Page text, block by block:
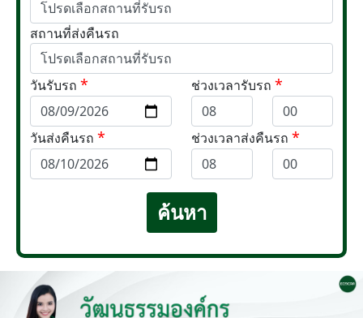
สถานที่ส่งคืนรถ
วันรับรถ * ช่วงเวลารับรถ *
วันส่งคืนรถ * ช่วงเวลาส่งคืนรถ *